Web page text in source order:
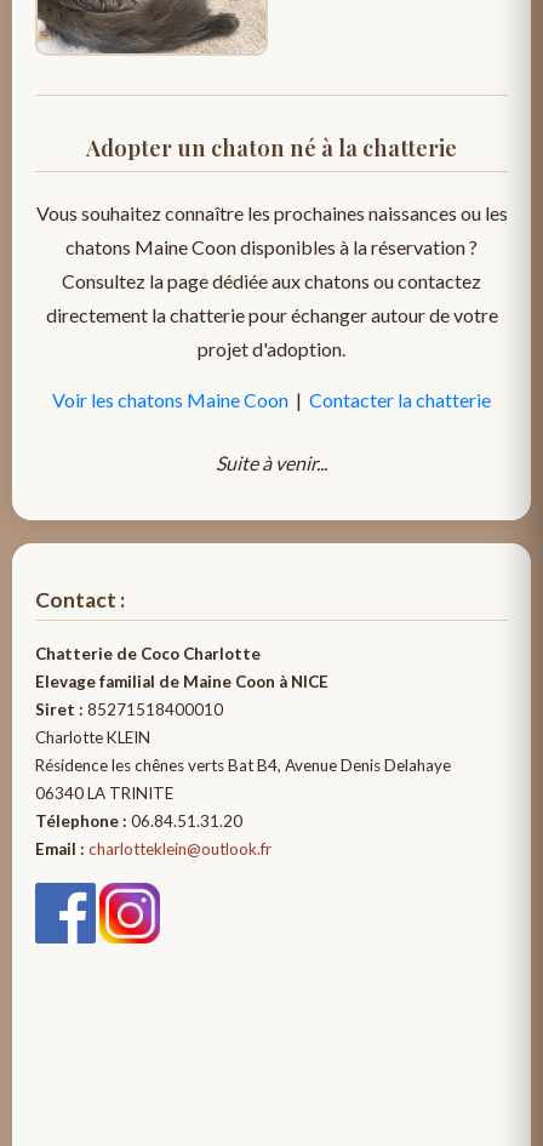
Adopter un chaton né à la chatterie
Vous souhaitez connaître les prochaines naissances ou les
chatons Maine Coon disponibles à la réservation ?
Consultez la page dédiée aux chatons ou contactez
directement la chatterie pour échanger autour de votre
projet d'adoption.
Voir les chatons Maine Coon | Contacter la chatterie
Suite à venir...
Contact :
Chatterie de Coco Charlotte
Elevage familial de Maine Coon à NICE
Siret : 85271518400010
Charlotte KLEIN
Résidence les chênes verts Bat B4, Avenue Denis Delahaye
06340 LA TRINITE
Télephone : 06.84.51.31.20
Email : charlotteklein@outlook.fr